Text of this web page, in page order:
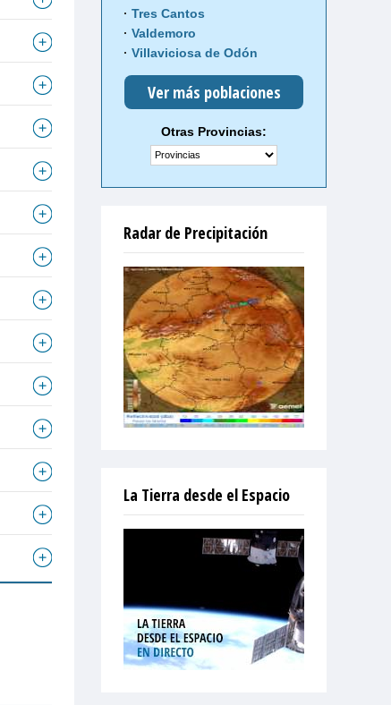
Tres Cantos
Valdemoro
Villaviciosa de Odón
Ver más poblaciones
Otras Provincias:
Radar de Precipitación
La Tierra desde el Espacio